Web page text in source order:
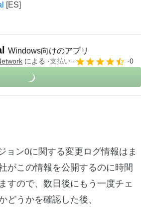
Windows向けのアプリ
による 支払い 0
ョン0に関する変更ログ情報はま
がこの情報を公開するのに時間
すので、数日後にもう一度チェ
どうかを確認した後、